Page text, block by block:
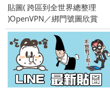
貼圖( 跨區到全世界總整理
)OpenVPN／綁門號圖欣賞